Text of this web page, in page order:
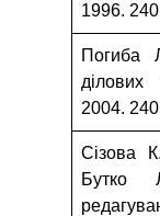
1996. 240
Погиба
2004. 240
Сізова
Бутко